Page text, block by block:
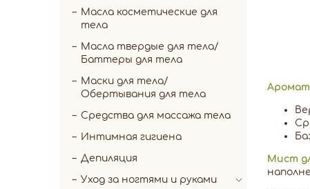
Масла косметические для
тела
Масла твердые для тела/
Баттеры для тела
Маски для тела/
Обертывания для тела
Средства для массажа тела
Интимная гигиена
Депиляция
Уход за ногтями и руками
Мист